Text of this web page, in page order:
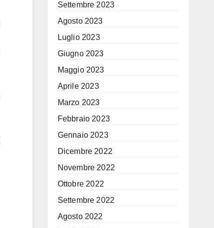
Settembre 2023
Agosto 2023
Luglio 2023
Giugno 2023
Maggio 2023
Aprile 2023
Marzo 2023
Febbraio 2023
Gennaio 2023
Dicembre 2022
Novembre 2022
Ottobre 2022
Settembre 2022
Agosto 2022